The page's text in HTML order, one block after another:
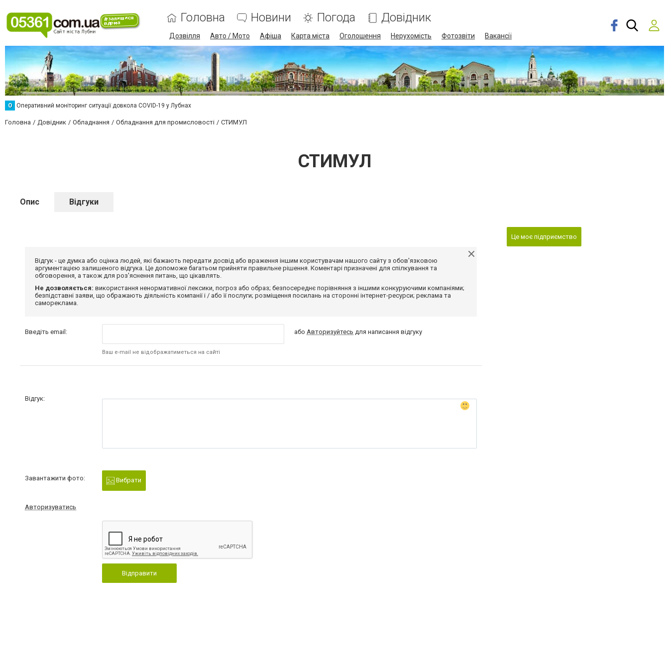
Головна Новини Погода Довідник
Дозвілля Авто / Мото Афіша Карта міста Оголошення Нерухомість Фотозвіти Вакансії
О Оперативний моніторинг ситуації довкола COVID-19 у Лубнах
Головна Довідник Обладнання Обладнання для промисловості СТИМУЛ
СТИМУЛ
Опис Відгуки
Відгук - це думка або оцінка людей, які бажають передати досвід або враження іншим користувачам нашого сайту з обов'язковою
аргументацією залишеного відгука. Це допоможе багатьом прийняти правильне рішення. Коментарі призначені для спілкування та
обговорення, а також для роз'яснення питань, що цікавлять.
Не дозволяється: використання ненормативної лексики, погроз або образ; безпосереднє порівняння з іншими конкуруючими компаніями;
безпідставні заяви, що ображають діяльність компанії і / або її послуги; розміщення посилань на сторонні інтернет-ресурси; реклама та
самореклама.
Введіть email:
Ваш e-mail не відображатиметься на сайті
абоАвторизуйтесь для написання відгуку
Відгук:
Завантажити фото: Вибрати
Авторизуватись
Відправити
Це моє підприємство